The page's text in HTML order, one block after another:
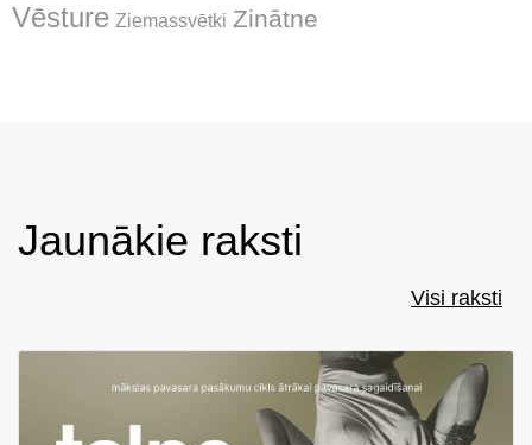
Vēsture Ziemassvētki Zinātne
Jaunākie raksti
Visi raksti